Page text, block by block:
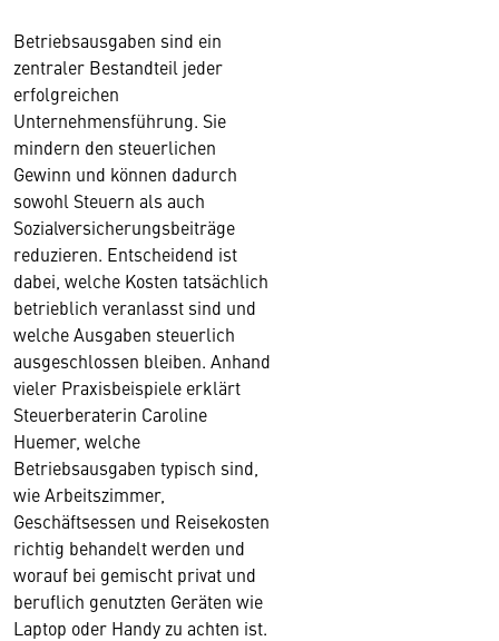
Betriebsausgaben sind ein
zentraler Bestandteil jeder
erfolgreichen
Unternehmensführung. Sie
mindern den steuerlichen
Gewinn und können dadurch
sowohl Steuern als auch
Sozialversicherungsbeiträge
reduzieren. Entscheidend ist
dabei, welche Kosten tatsächlich
betrieblich veranlasst sind und
welche Ausgaben steuerlich
ausgeschlossen bleiben. Anhand
vieler Praxisbeispiele erklärt
Steuerberaterin Caroline
Huemer, welche
Betriebsausgaben typisch sind,
wie Arbeitszimmer,
Geschäftsessen und Reisekosten
richtig behandelt werden und
worauf bei gemischt privat und
beruflich genutzten Geräten wie
Laptop oder Handy zu achten ist.